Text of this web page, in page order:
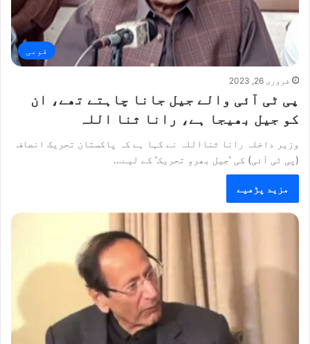
قومی
فروری 26, 2023
پی ٹی آئی والے جیل جانا چاہتے تھے، ان
کو جیل بھیجا ہے، رانا ثنا اللہ
وزیر داخلہ رانا ثنااللہ نے کہا ہے کہ پاکستان تحریک انصاف
(پی ٹی آئی) کی ’جیل بھرو تحریک‘ کے لیے…
مزید پڑھیے